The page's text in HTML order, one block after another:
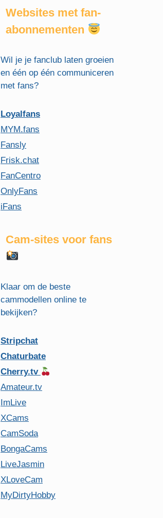
Websites met fan-
abonnementen
Wil je je fanclub laten groeien
en één op één communiceren
met fans?
Loyalfans
MYM.fans
Fansly
Frisk.chat
FanCentro
OnlyFans
iFans
Cam-sites voor fans
Klaar om de beste
cammodellen online te
bekijken?
Stripchat
Chaturbate
Cherry.tv
Amateur.tv
ImLive
XCams
CamSoda
BongaCams
LiveJasmin
XLoveCam
MyDirtyHobby